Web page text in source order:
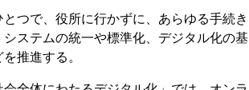
つで、役所に行かずに、あらゆる手続き
ステムの統一や標準化、デジタル化の基
推進する。